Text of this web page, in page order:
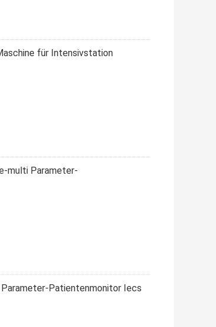
für Intensivstation
multi Parameter-
Patientenmonitor Iecs